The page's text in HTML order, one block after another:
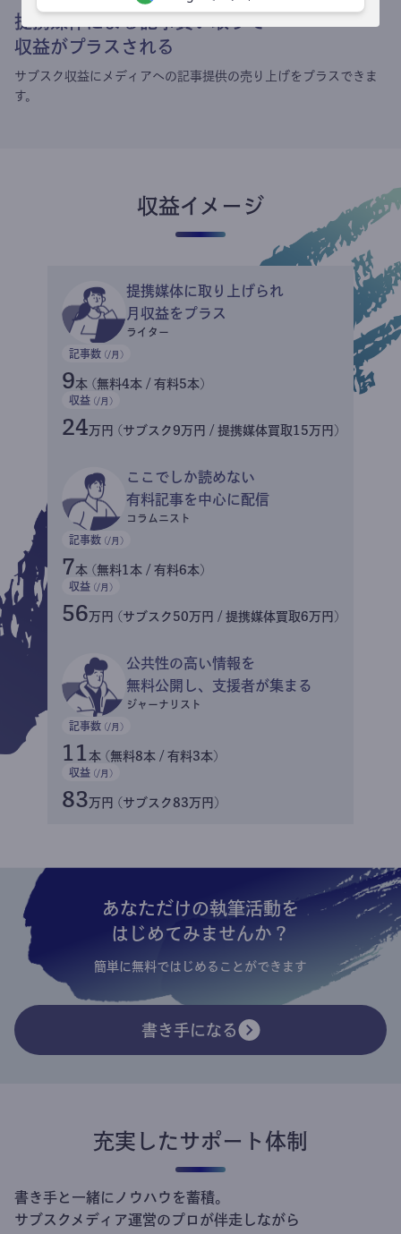
提携媒体による記事買い取りで
収益がプラスされる
サブスク収益にメディアへの記事提供の売り上げをプラスできま
す。
収益イメージ
提携媒体に取り上げられ
月収益をプラス
ライター
記事数 (/月)
9本 (無料4本 / 有料5本)
収益 (/月)
24万円 (サブスク9万円 / 提携媒体買取15万円)
ここでしか読めない
有料記事を中心に配信
コラムニスト
記事数 (/月)
7本 (無料1本 / 有料6本)
収益 (/月)
56万円 (サブスク50万円 / 提携媒体買取6万円)
公共性の高い情報を
無料公開し、支援者が集まる
ジャーナリスト
記事数 (/月)
11 本 (無料8本 / 有料3本)
収益 (/月)
83万円 (サブスク83万円)
あなただけの執筆活動を
はじめてみませんか？
簡単に無料ではじめることができます
書き手になる
充実したサポート体制
書き手と一緒にノウハウを蓄積。
サブスクメディア運営のプロが伴走しながら